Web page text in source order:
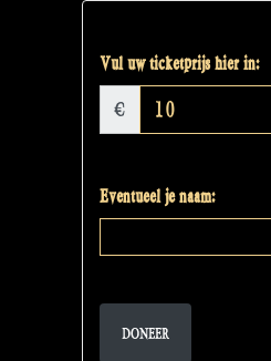
Vul uw ticketprijs hier in:
€
Eventueel je naam:
DONEER